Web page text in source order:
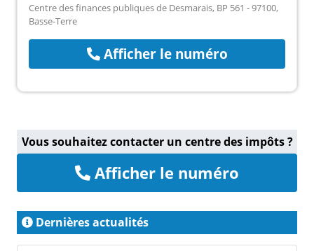
Centre des finances publiques de Desmarais, BP 561 - 97100,
Basse-Terre
Afficher le numéro
Vous souhaitez contacter un centre des impôts ?
Afficher le numéro
Dernières actualités